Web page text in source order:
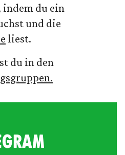
indem du ein
und die
liest.
du in den